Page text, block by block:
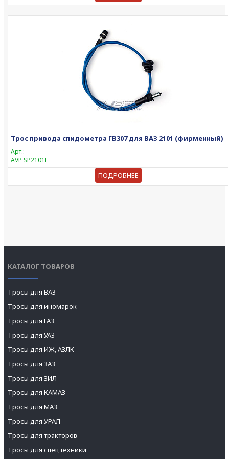
Трос привода спидометра ГВ307 для ВАЗ 2101 (фирменный)
Арт.:
AVP SP2101F
ПОДРОБНЕЕ
КАТАЛОГ ТОВАРОВ
Тросы для ВАЗ
Тросы для иномарок
Тросы для ГАЗ
Тросы для УАЗ
Тросы для ИЖ, АЗЛК
Тросы для ЗАЗ
Тросы для ЗИЛ
Тросы для КАМАЗ
Тросы для МАЗ
Тросы для УРАЛ
Тросы для тракторов
Тросы для спецтехники